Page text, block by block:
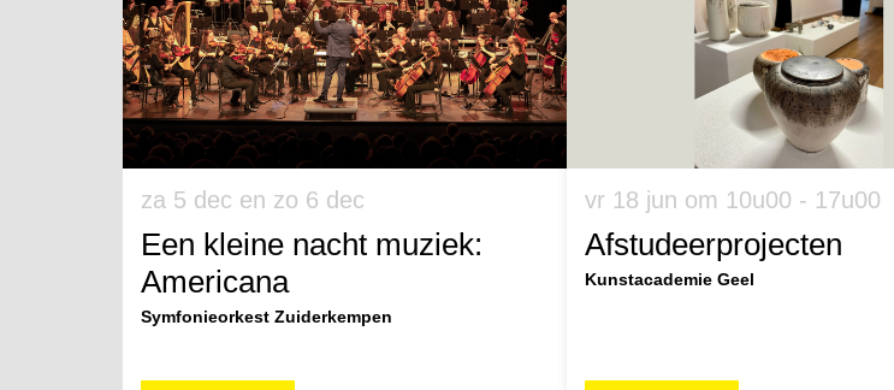
Een kleine nacht muziek:
Americana
Symfonieorkest Zuiderkempen
za 5 dec en zo 6 dec
Afstudeerprojecten
Kunstacademie Geel
vr 18 jun om 10u00 - 17u00